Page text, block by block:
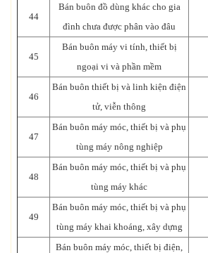
44
Bán buôn đồ dùng khác cho gia
đình chưa được phân vào đâu
45
Bán buôn máy vi tính, thiết bị
ngoại vi và phần mềm
46
Bán buôn thiết bị và linh kiện điện
tử, viễn thông
47
Bán buôn máy móc, thiết bị và phụ
tùng máy nông nghiệp
48
Bán buôn máy móc, thiết bị và phụ
tùng máy khác
49
Bán buôn máy móc, thiết bị và phụ
tùng máy khai khoáng, xây dựng
Bán buôn máy móc, thiết bị điện,